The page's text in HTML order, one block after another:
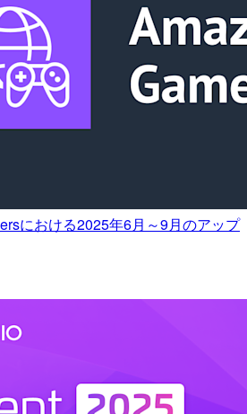
における2025年6月～9月のアップ